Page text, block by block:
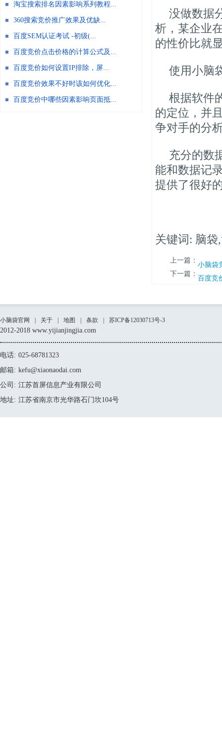
没做数据
析，某企业
的性价比就
使用小脑
根据软件
的定位，并
争对手的分
充分的数
能和数据记
提供了很好
关键词: 脑
上一篇： 小脑袋
下一篇： 百度竞
淘宝搜索排名因素影响系列教程...
360搜索竞价推广效果及优缺...
百度SEM认证考试 -初级(...
百度竞价点击价格的计算公式及...
百度竞价如何设置IP排除，屏...
百度竞价效果不好时该如何优化...
百度竞价中哪些因素影响页面抵...
小脑袋官网 关于 地图 条款 苏ICP备12030713号-3
2012-2018 www.yijianjingjia.com
电话: 025-68781323
邮箱: kefu@xiaonaodai.com
公司: 江苏首屏信息产业有限公司
地址: 江苏省南京市光华路石门坎104号